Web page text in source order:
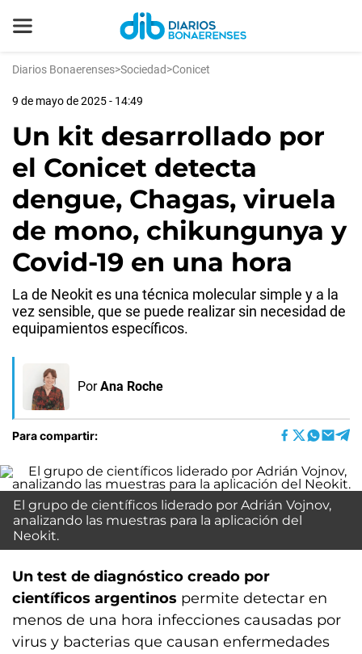
Diarios Bonaerenses>Sociedad>Conicet
9 de mayo de 2025 - 14:49
Un kit desarrollado por
el Conicet detecta
dengue, Chagas, viruela
de mono, chikungunya y
Covid-19 en una hora
La de Neokit es una técnica molecular simple y a la
vez sensible, que se puede realizar sin necesidad de
equipamientos específicos.
Por Ana Roche
Para compartir:
El grupo de científicos liderado por Adrián Vojnov,
analizando las muestras para la aplicación del
Neokit.
Un test de diagnóstico creado por
científicos argentinos permite detectar en
menos de una hora infecciones causadas por
virus y bacterias que causan enfermedades